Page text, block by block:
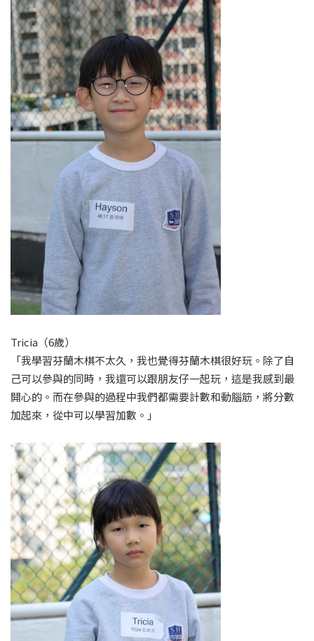
Tricia（6歲）
「我學習芬蘭木棋不太久，我也覺得芬蘭木棋很好玩。除了自
己可以參與的同時，我還可以跟朋友仔一起玩，這是我感到最
開心的。而在參與的過程中我們都需要計數和動腦筋，將分數
加起來，從中可以學習加數。」